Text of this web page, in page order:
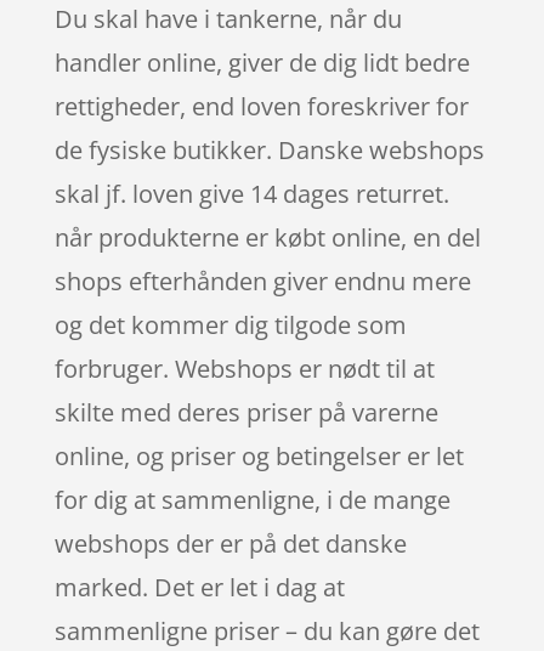
Du skal have i tankerne, når du
handler online, giver de dig lidt bedre
rettigheder, end loven foreskriver for
de fysiske butikker. Danske webshops
skal jf. loven give 14 dages returret.
når produkterne er købt online, en del
shops efterhånden giver endnu mere
og det kommer dig tilgode som
forbruger. Webshops er nødt til at
skilte med deres priser på varerne
online, og priser og betingelser er let
for dig at sammenligne, i de mange
webshops der er på det danske
marked. Det er let i dag at
sammenligne priser – du kan gøre det